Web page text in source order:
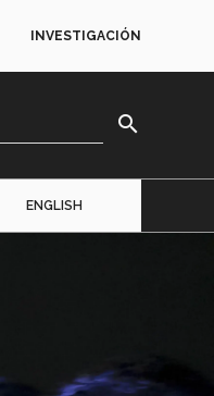
INVESTIGACIÓN
search
ENGLISH